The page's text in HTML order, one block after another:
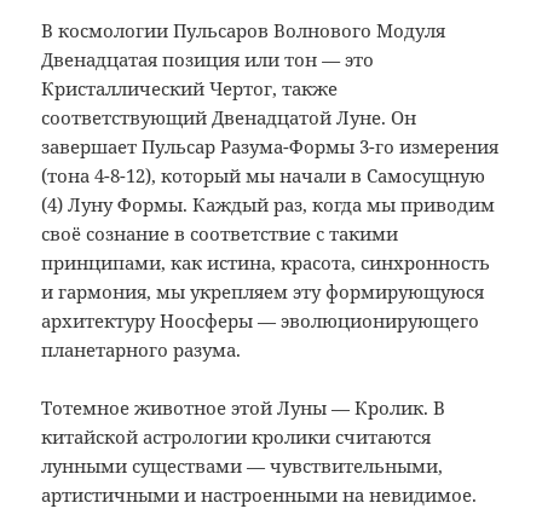
В космологии Пульсаров Волнового Модуля
Двенадцатая позиция или тон—это
Кристаллический Чертог, также
соответствующий Двенадцатой Луне. Он
завершает Пульсар Разума-Формы 3-го измерения
(тона 4-8-12), который мы начали в Самосущную
(4) Луну Формы. Каждый раз, когда мы приводим
своё сознание в соответствие с такими
принципами, как истина, красота, синхронность
и гармония, мы укрепляем эту формирующуюся
архитектуру Ноосферы — эволюционирующего
планетарного разума.
Тотемное животное этой Луны — Кролик. В
китайской астрологии кролики считаются
лунными существами — чувствительными,
артистичными и настроенными на невидимое.